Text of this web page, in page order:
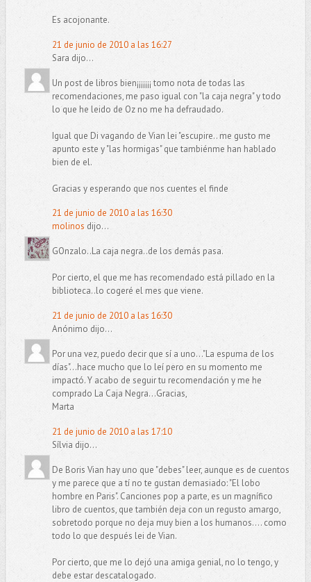
Es acojonante.
21 de junio de 2010 a las 16:27
Sara dijo...
Un post de libros bien¡¡¡¡¡¡¡ tomo nota de todas las
recomendaciones, me paso igual con "la caja negra" y todo
lo que he leido de Oz no me ha defraudado.
Igual que Di vagando de Vian lei "escupire.. me gusto me
apunto este y "las hormigas" que tambiénme han hablado
bien de el.
Gracias y esperando que nos cuentes el finde
21 de junio de 2010 a las 16:30
molinos dijo...
GOnzalo..La caja negra..de los demás pasa.
Por cierto, el que me has recomendado está pillado en la
biblioteca..lo cogeré el mes que viene.
21 de junio de 2010 a las 16:30
Anónimo dijo...
Por una vez, puedo decir que sí a uno..."La espuma de los
días"...hace mucho que lo leí pero en su momento me
impactó. Y acabo de seguir tu recomendación y me he
comprado La Caja Negra...Gracias,
Marta
21 de junio de 2010 a las 17:10
Sílvia dijo...
De Boris Vian hay uno que "debes" leer, aunque es de cuentos
y me parece que a tí no te gustan demasiado: "El lobo
hombre en Paris". Canciones pop a parte, es un magnífico
libro de cuentos, que también deja con un regusto amargo,
sobretodo porque no deja muy bien a los humanos.... como
todo lo que después lei de Vian.
Por cierto, que me lo dejó una amiga genial, no lo tengo, y
debe estar descatalogado.